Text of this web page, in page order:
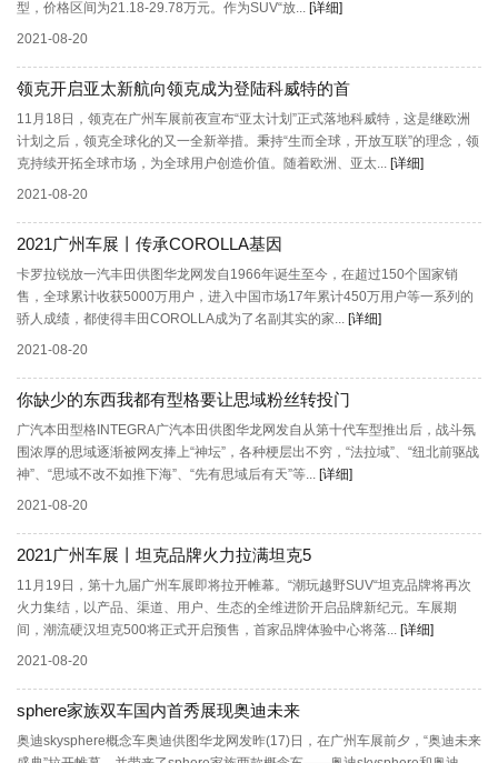
型，价格区间为21.18-29.78万元。作为SUV“放... [详细]
2021-08-20
领克开启亚太新航向领克成为登陆科威特的首
11月18日，领克在广州车展前夜宣布“亚太计划”正式落地科威特，这是继欧洲
计划之后，领克全球化的又一全新举措。秉持“生而全球，开放互联”的理念，领
克持续开拓全球市场，为全球用户创造价值。随着欧洲、亚太... [详细]
2021-08-20
2021广州车展丨传承COROLLA基因
卡罗拉锐放一汽丰田供图华龙网发自1966年诞生至今，在超过150个国家销
售，全球累计收获5000万用户，进入中国市场17年累计450万用户等一系列的
骄人成绩，都使得丰田COROLLA成为了名副其实的家... [详细]
2021-08-20
你缺少的东西我都有型格要让思域粉丝转投门
广汽本田型格INTEGRA广汽本田供图华龙网发自从第十代车型推出后，战斗氛
围浓厚的思域逐渐被网友捧上“神坛”，各种梗层出不穷，“法拉域”、“纽北前驱战
神”、“思域不改不如推下海”、“先有思域后有天”等... [详细]
2021-08-20
2021广州车展丨坦克品牌火力拉满坦克5
11月19日，第十九届广州车展即将拉开帷幕。“潮玩越野SUV“坦克品牌将再次
火力集结，以产品、渠道、用户、生态的全维进阶开启品牌新纪元。车展期
间，潮流硬汉坦克500将正式开启预售，首家品牌体验中心将落... [详细]
2021-08-20
sphere家族双车国内首秀展现奥迪未来
奥迪skysphere概念车奥迪供图华龙网发昨(17)日，在广州车展前夕，“奥迪未来